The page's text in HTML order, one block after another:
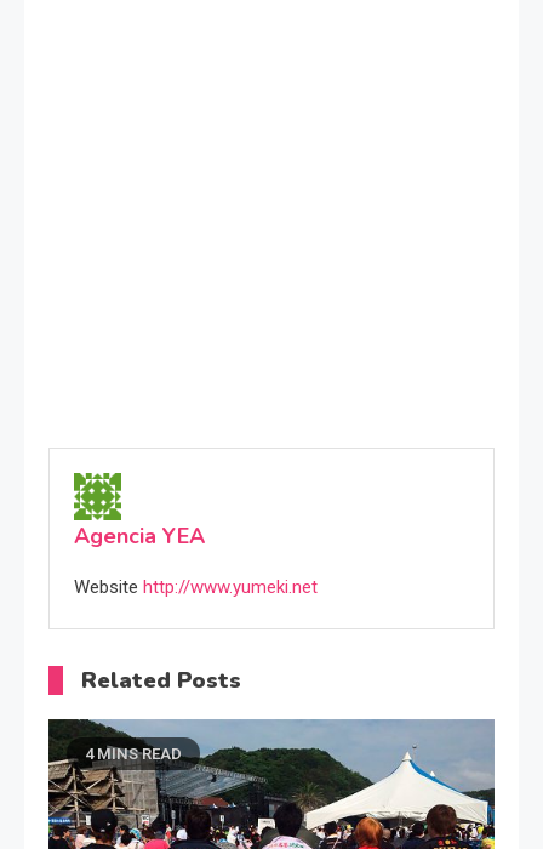
Agencia YEA
Website http://www.yumeki.net
Related Posts
4 MINS READ